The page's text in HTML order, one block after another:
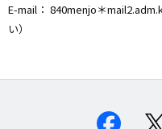
E-mail： 840menjo＊
い）